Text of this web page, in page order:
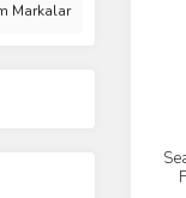
Markalar